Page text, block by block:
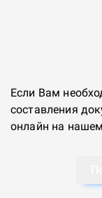
Если Вам
составления
онлайн на